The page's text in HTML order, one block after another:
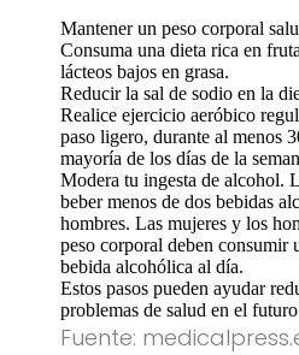
Mantener un peso corporal
Consuma una dieta rica en
lácteos bajos en grasa.
Reducir la sal de sodio en la
Realice ejercicio aeróbico
paso ligero, durante al menos
mayoría de los días de la
Modera tu ingesta de alcohol.
beber menos de dos bebidas
hombres. Las mujeres y los
peso corporal deben consumir
bebida alcohólica al día.
Estos pasos pueden ayudar
problemas de salud en el
Fuente: